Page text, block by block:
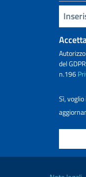
Inserisci la tua email
del
n.196
Sì,